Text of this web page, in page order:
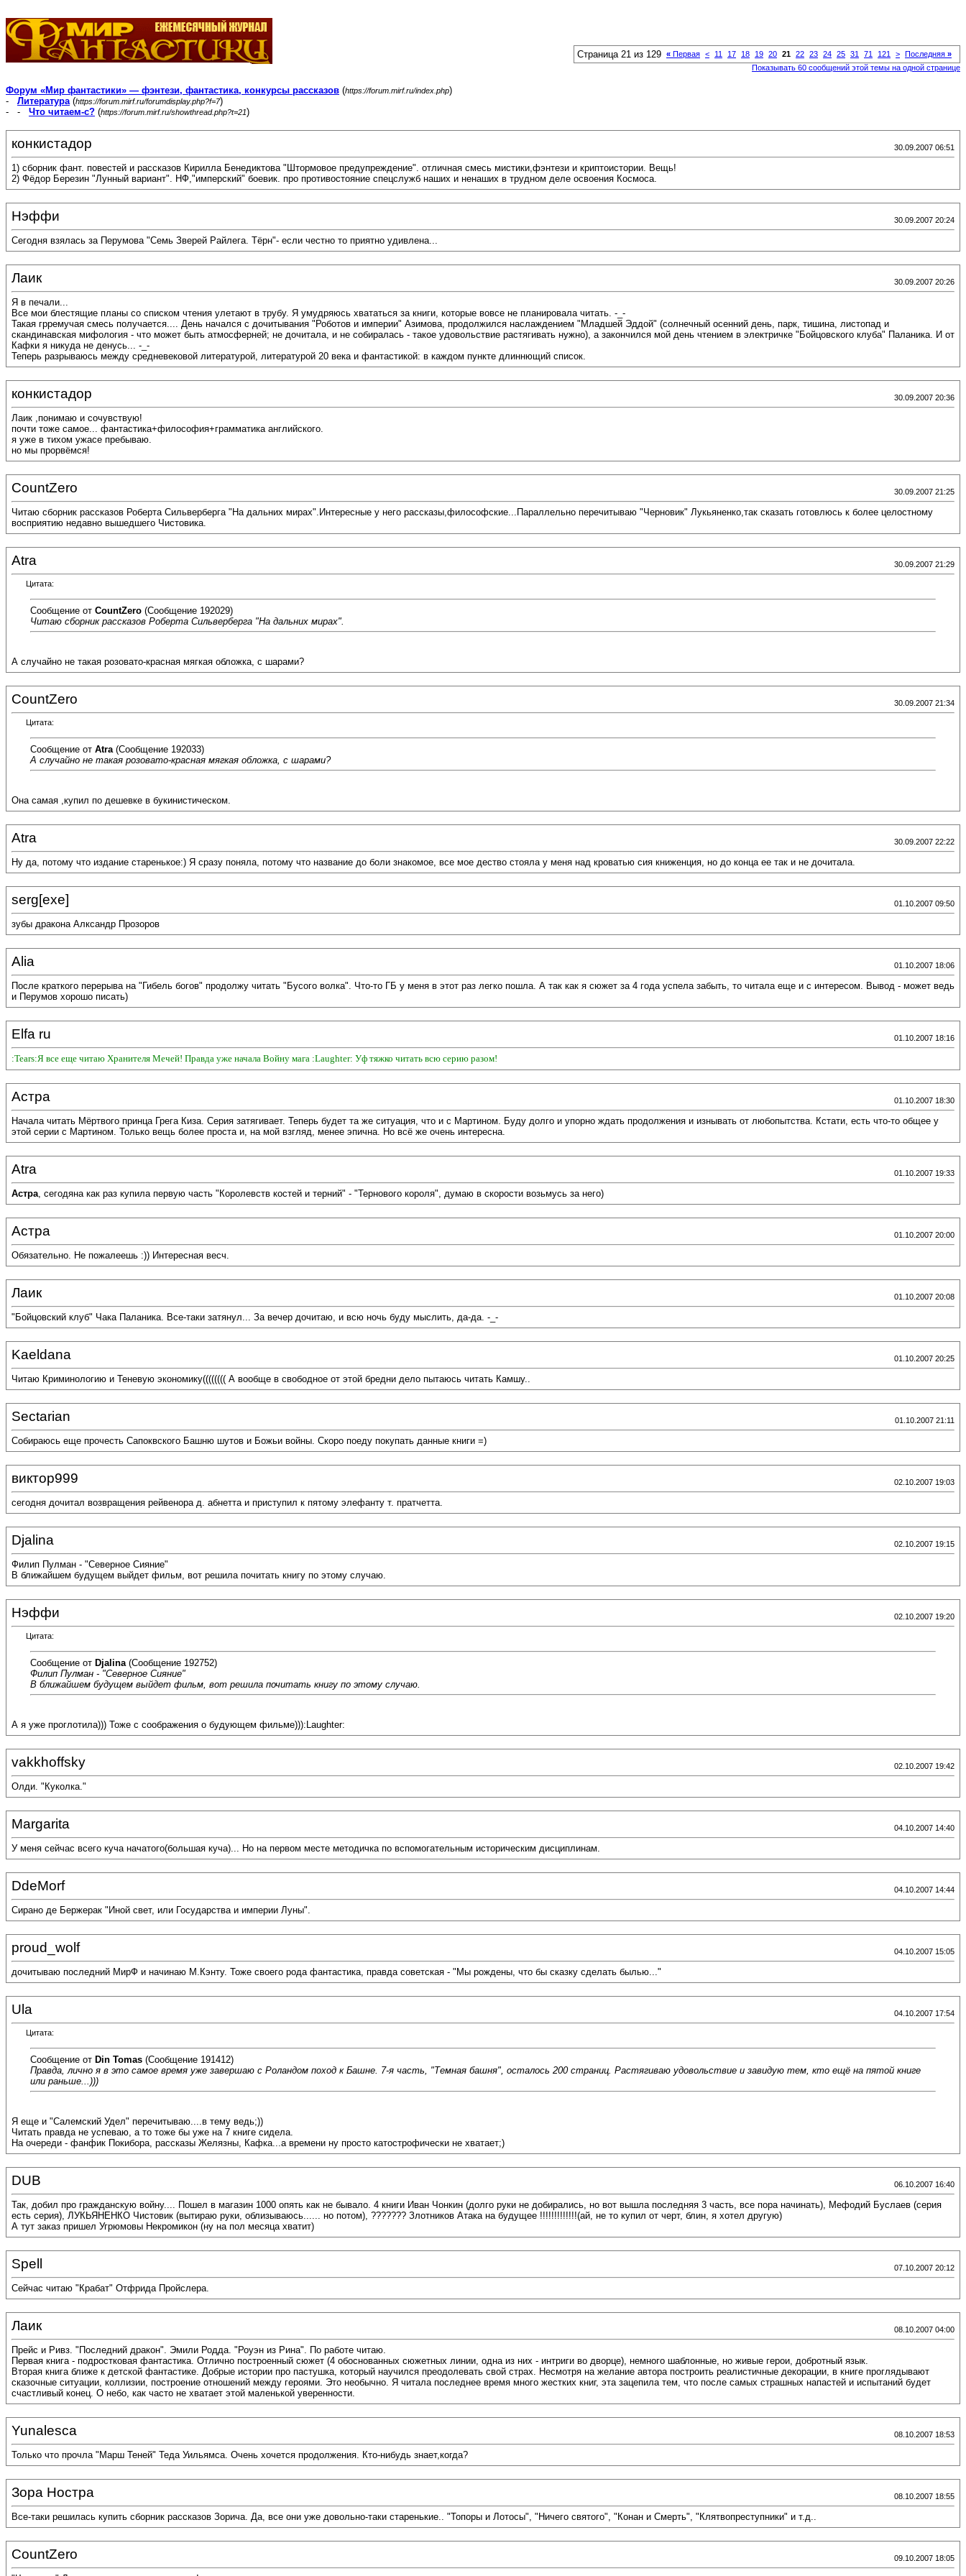
Страница 21 из 129 « Первая < 11 17 18 19 20 21 22 23 24 25 31 71 121 > Последняя »
Показывать 60 сообщений этой темы на одной странице
Форум «Мир фантастики» — фэнтези, фантастика, конкурсы рассказов (https://forum.mirf.ru/index.php)
- Литература(https://forum.mirf.ru/forumdisplay.php?f=7)
- - Что читаем-с? (https://forum.mirf.ru/showthread.php?t=21)
конкистадор 30.09.2007 06:51
1) сборник фант. повестей и рассказов Кирилла Бенедиктова "Штормовое предупреждение". отличная смесь мистики,фэнтези и криптоистории. Вещь!
2) Фёдор Березин "Лунный вариант". НФ,"имперский" боевик. про противостояние спецслужб наших и ненаших в трудном деле освоения Космоса.
Нэффи 30.09.2007 20:24
Сегодня взялась за Перумова "Семь Зверей Райлега. Тёрн"- если честно то приятно удивлена...
Лаик 30.09.2007 20:26
Я в печали...
Все мои блестящие планы со списком чтения улетают в трубу. Я умудряюсь хвататься за книги, которые вовсе не планировала читать. -_-
Такая грремучая смесь получается.... День начался с дочитывания "Роботов и империи" Азимова, продолжился наслаждением "Младшей Эддой" (солнечный осенний день, парк, тишина, листопад и
скандинавская мифология - что может быть атмосферней; не дочитала, и не собиралась - такое удовольствие растягивать нужно), а закончился мой день чтением в электричке "Бойцовского клуба" Паланика. И от
Кафки я никуда не денусь... -_-
Теперь разрываюсь между средневековой литературой, литературой 20 века и фантастикой: в каждом пункте длиннющий список.
конкистадор 30.09.2007 20:36
Лаик ,понимаю и сочувствую!
почти тоже самое... фантастика+философия+грамматика английского.
я уже в тихом ужасе пребываю.
но мы прорвёмся!
CountZero 30.09.2007 21:25
Читаю сборник рассказов Роберта Сильверберга "На дальних мирах".Интересные у него рассказы,философские...Параллельно перечитываю "Черновик" Лукьяненко,так сказать готовлюсь к более целостному
восприятию недавно вышедшего Чистовика.
Atra 30.09.2007 21:29
Цитата:
Сообщение от CountZero (Сообщение 192029)
Читаю сборник рассказов Роберта Сильверберга "На дальних мирах".
А случайно не такая розовато-красная мягкая обложка, с шарами?
CountZero 30.09.2007 21:34
Цитата:
Сообщение от Atra (Сообщение 192033)
А случайно не такая розовато-красная мягкая обложка, с шарами?
Она самая ,купил по дешевке в букинистическом.
Atra 30.09.2007 22:22
Ну да, потому что издание старенькое:) Я сразу поняла, потому что название до боли знакомое, все мое дество стояла у меня над кроватью сия книженция, но до конца ее так и не дочитала.
serg[exe] 01.10.2007 09:50
зубы дракона Алксандр Прозоров
Alia 01.10.2007 18:06
После краткого перерыва на "Гибель богов" продолжу читать "Бусого волка". Что-то ГБ у меня в этот раз легко пошла. А так как я сюжет за 4 года успела забыть, то читала еще и с интересом. Вывод - может ведь
и Перумов хорошо писать)
Elfa ru 01.10.2007 18:16
:Tears:Я все еще читаю Хранителя Мечей! Правда уже начала Войну мага :Laughter: Уф тяжко читать всю серию разом!
Астра 01.10.2007 18:30
Начала читать Мёртвого принца Грега Киза. Серия затягивает. Теперь будет та же ситуация, что и с Мартином. Буду долго и упорно ждать продолжения и изнывать от любопытства. Кстати, есть что-то общее у
этой серии с Мартином. Только вещь более проста и, на мой взгляд, менее эпична. Но всё же очень интересна.
Atra 01.10.2007 19:33
Астра, сегодяна как раз купила первую часть "Королевств костей и терний" - "Тернового короля", думаю в скорости возьмусь за него)
Астра 01.10.2007 20:00
Обязательно. Не пожалеешь :)) Интересная весч.
Лаик 01.10.2007 20:08
"Бойцовский клуб" Чака Паланика. Все-таки затянул... За вечер дочитаю, и всю ночь буду мыслить, да-да. -_-
Kaeldana 01.10.2007 20:25
Читаю Криминологию и Теневую экономику(((((((( А вообще в свободное от этой бредни дело пытаюсь читать Камшу..
Sectarian 01.10.2007 21:11
Собираюсь еще прочесть Сапоквского Башню шутов и Божьи войны. Скоро поеду покупать данные книги =)
виктор999 02.10.2007 19:03
сегодня дочитал возвращения рейвенора д. абнетта и приступил к пятому элефанту т. пратчетта.
Djalina 02.10.2007 19:15
Филип Пулман - "Северное Сияние"
В ближайшем будущем выйдет фильм, вот решила почитать книгу по этому случаю.
Нэффи 02.10.2007 19:20
Цитата:
Сообщение от Djalina (Сообщение 192752)
Филип Пулман - "Северное Сияние"
В ближайшем будущем выйдет фильм, вот решила почитать книгу по этому случаю.
А я уже проглотила))) Тоже с соображения о будующем фильме))):Laughter:
vakkhoffsky 02.10.2007 19:42
Олди. "Куколка."
Margarita 04.10.2007 14:40
У меня сейчас всего куча начатого(большая куча)... Но на первом месте методичка по вспомогательным историческим дисциплинам.
DdeMorf 04.10.2007 14:44
Сирано де Бержерак "Иной свет, или Государства и империи Луны".
proud_wolf 04.10.2007 15:05
дочитываю последний МирФ и начинаю М.Кэнту. Тоже своего рода фантастика, правда советская - "Мы рождены, что бы сказку сделать былью..."
Ula 04.10.2007 17:54
Цитата:
Сообщение от Din Tomas (Сообщение 191412)
Правда, лично я в это самое время уже завершаю с Роландом поход к Башне. 7-я часть, "Темная башня", осталось 200 страниц. Растягиваю удовольствие и завидую тем, кто ещё на пятой книге
или раньше...)))
Я еще и "Салемский Удел" перечитываю....в тему ведь;))
Читать правда не успеваю, а то тоже бы уже на 7 книге сидела.
На очереди - фанфик Покибора, рассказы Желязны, Кафка...а времени ну просто катострофически не хватает;)
DUB 06.10.2007 16:40
Так, добил про гражданскую войну.... Пошел в магазин 1000 опять как не бывало. 4 книги Иван Чонкин (долго руки не добирались, но вот вышла последняя 3 часть, все пора начинать), Мефодий Буслаев (серия
есть серия), ЛУКЬЯНЕНКО Чистовик (вытираю руки, облизываюсь...... но потом), ??????? Злотников Атака на будущее !!!!!!!!!!!!!(ай, не то купил от черт, блин, я хотел другую)
А тут заказ пришел Угрюмовы Некромикон (ну на пол месяца хватит)
Spell 07.10.2007 20:12
Сейчас читаю "Крабат" Отфрида Пройслера.
Лаик 08.10.2007 04:00
Прейс и Ривз. "Последний дракон". Эмили Родда. "Роуэн из Рина". По работе читаю.
Первая книга - подростковая фантастика. Отлично построенный сюжет (4 обоснованных сюжетных линии, одна из них - интриги во дворце), немного шаблонные, но живые герои, добротный язык.
Вторая книга ближе к детской фантастике. Добрые истории про пастушка, который научился преодолевать свой страх. Несмотря на желание автора построить реалистичные декорации, в книге проглядывают
сказочные ситуации, коллизии, построение отношений между героями. Это необычно. Я читала последнее время много жестких книг, эта зацепила тем, что после самых страшных напастей и испытаний будет
счастливый конец. О небо, как часто не хватает этой маленькой уверенности.
Yunalesca 08.10.2007 18:53
Только что прочла "Марш Теней" Теда Уильямса. Очень хочется продолжения. Кто-нибудь знает,когда?
Зора Ностра 08.10.2007 18:55
Все-таки решилась купить сборник рассказов Зорича. Да, все они уже довольно-таки старенькие.. "Топоры и Лотосы", "Ничего святого", "Конан и Смерть", "Клятвопреступники" и т.д..
CountZero 09.10.2007 18:05